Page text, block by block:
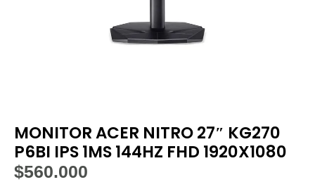
MONITOR ACER NITRO 27″ KG270
P6BI IPS 1MS 144HZ FHD 1920X1080
$560.000